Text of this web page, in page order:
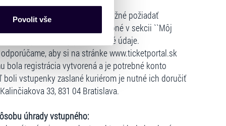
mohou představovat
obsahu a reklam.
varianty. Svoji volbu
Povolit vše
vrátenie vstupeniek je možné požiadať
, v ktorom je potrebné v sekcii ``Môj
a vyplniť všetky požadované údaje.
aby si na stránke www.ticketportal.sk
bola registrácia vytvorená a je potrebné konto
vstupenky zaslané kuriérom je nutné ich doručiť
33, 831 04 Bratislava.
úhrady vstupného: